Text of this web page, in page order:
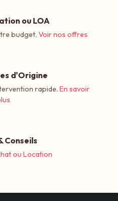
ou LOA
budget. Voir nos offres
d'Origine
rapide. En savoir
Conseils
ou Location